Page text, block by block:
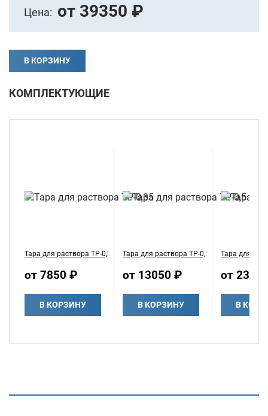
Цена: от 39350 ₽
В КОРЗИНУ
КОМПЛЕКТУЮЩИЕ
Тара для раствора ТР-0,35
от 7850 ₽
В КОРЗИНУ
Тара для раствора ТР-0,5
от 13050 ₽
В КОРЗИНУ
Тара для
от
В